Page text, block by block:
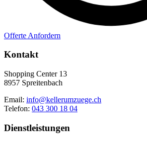
Offerte Anfordern
Kontakt
Shopping Center 13
8957 Spreitenbach
Email: info@kellerumzuege.ch
Telefon: 043 300 18 04
Dienstleistungen